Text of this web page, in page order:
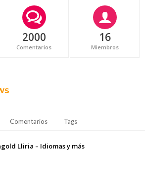
2000
Comentarios
16
Miembros
Comentarios Tags
Lliria – Idiomas y más